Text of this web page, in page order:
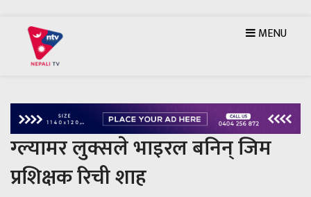
MENU
ग्ल्यामर लुक्सले भाइरल बनिन् जिम
प्रशिक्षक रिची शाह